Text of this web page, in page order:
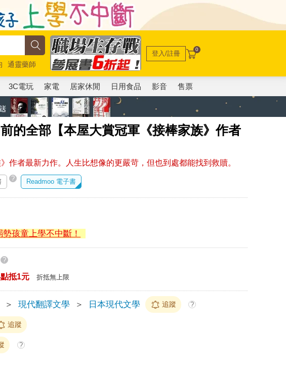
通靈藥師
登入/註冊 0
3C電玩 家電 居家休閒 日用食品 影音 售票
前的全部【本屋大賞冠軍《接棒家族》作者
作者最新力作。人生比想像的更嚴苛，但也到處都能找到救贖。
? Readmoo 電子書
孩童上學不中斷！
?
抵1元 折抵無上限
＞ 現代翻譯文學 ＞ 日本現代文學 追蹤 ?
追蹤
?